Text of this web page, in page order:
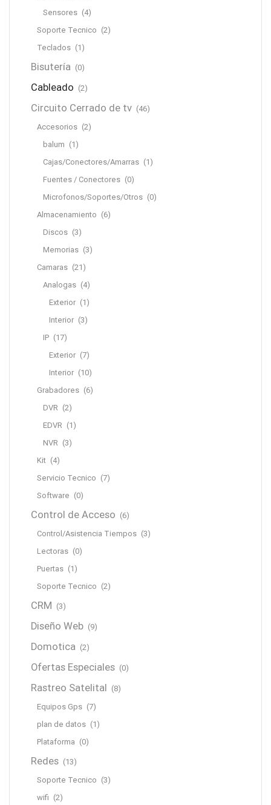
Sensores (4)
Soporte Tecnico (2)
Teclados (1)
Bisutería (0)
Cableado (2)
Circuito Cerrado de tv (46)
Accesorios (2)
balum (1)
Cajas/Conectores/Amarras (1)
Fuentes / Conectores (0)
Microfonos/Soportes/Otros (0)
Almacenamiento (6)
Discos (3)
Memorias (3)
Camaras (21)
Analogas (4)
Exterior (1)
Interior (3)
IP (17)
Exterior (7)
Interior (10)
Grabadores (6)
DVR (2)
EDVR (1)
NVR (3)
Kit (4)
Servicio Tecnico (7)
Software (0)
Control de Acceso (6)
Control/Asistencia Tiempos (3)
Lectoras (0)
Puertas (1)
Soporte Tecnico (2)
CRM (3)
Diseño Web (9)
Domotica (2)
Ofertas Especiales (0)
Rastreo Satelital (8)
Equipos Gps (7)
plan de datos (1)
Plataforma (0)
Redes (13)
Soporte Tecnico (3)
wifi (2)